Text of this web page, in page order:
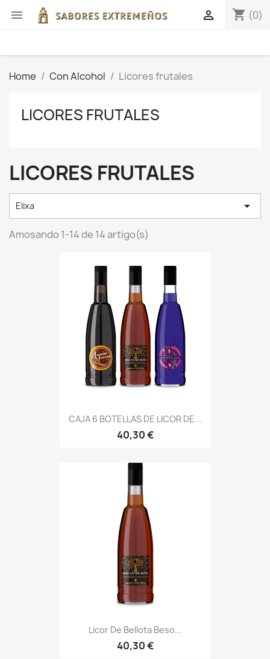
 shopping_cart (0)

Home Con Alcohol Licores frutales
LICORES FRUTALES
LICORES FRUTALES
Elixa 
Amosando 1-14 de 14 artigo(s)
CAJA 6 BOTELLAS DE LICOR DE...
40,30 €
Licor De Bellota Beso...
40,30 €